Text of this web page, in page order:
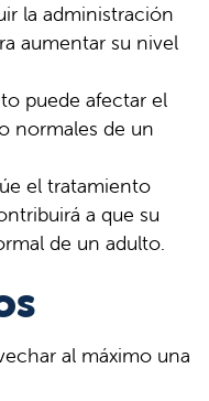
la administración
aumentar su nivel
puede afectar el
normales de un
el tratamiento
a que su
de un adulto.
al máximo una